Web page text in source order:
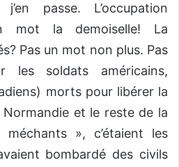
passe. L’occupation
mot la demoiselle! La
Pas un mot non plus. Pas
les soldats américains,
morts pour libérer la
et le reste de la
», c’étaient les
bombardé des civils